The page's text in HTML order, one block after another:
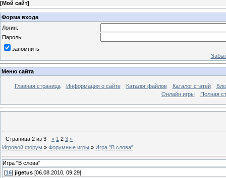
[Мой сайт]
Форма входа
Логин:
Пароль:
запомнить
Меню сайта
Главная страница Информация о сайте Каталог файлов Каталог статей
Онлайн игры
Полная
Страница 2 из 3 « 1 2 3 »
Игровой форум » Форумные игры » Игра "В слова"
Игра "В слова"
[16] jigetus [06.08.2010, 09:29]